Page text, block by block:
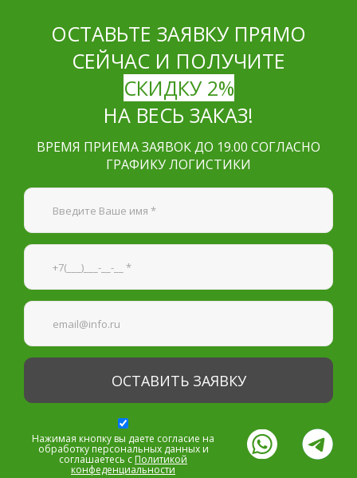
Я согласен наобработку персональных данных
ОСТАВЬТЕ ЗАЯВКУ ПРЯМО
СЕЙЧАС И ПОЛУЧИТЕ
СКИДКУ 2%
НА ВЕСЬ ЗАКАЗ!
ВРЕМЯ ПРИЕМА ЗАЯВОК ДО 19.00 СОГЛАСНО
ГРАФИКУ ЛОГИСТИКИ
Нажимая кнопку вы даете согласие на
обработку персональных данных и
соглашаетесь с Политикой
конфеденциальности